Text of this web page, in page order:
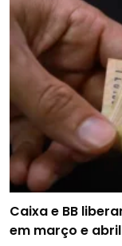
Caixa e BB
em março e abril